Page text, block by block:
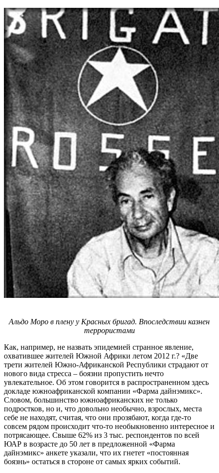
Альдо Моро в плену у Красных бригад. Впоследствии казнен
террористами
Как, например, не назвать эпидемией странное явление,
охватившее жителей Южной Африки летом 2012 г.? «Две
трети жителей Южно-Африканской Республики страдают от
нового вида стресса – боязни пропустить нечто
увлекательное. Об этом говорится в распространенном здесь
докладе южноафриканской компании «Фарма дайнэмикс».
Словом, большинство южноафриканских не только
подростков, но и, что довольно необычно, взрослых, места
себе не находят, считая, что они прозябают, когда где-то
совсем рядом происходит что-то необыкновенно интересное и
потрясающее. Свыше 62% из 3 тыс. респондентов по всей
ЮАР в возрасте до 50 лет в предложенной «Фарма
дайнэмикс» анкете указали, что их гнетет «постоянная
боязнь» остаться в стороне от самых ярких событий.